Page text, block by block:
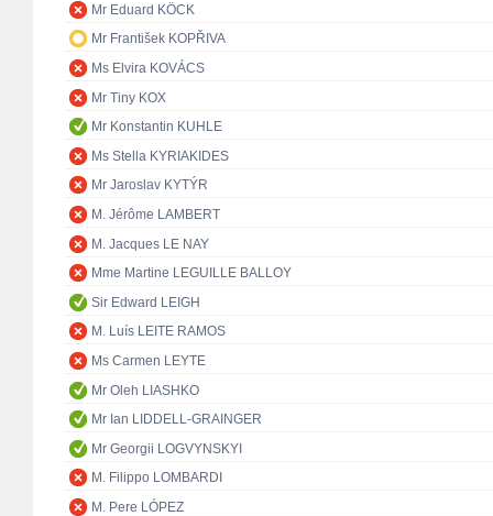
Mr Eduard KÖCK
Mr František KOPŘIVA
Ms Elvira KOVÁCS
Mr Tiny KOX
Mr Konstantin KUHLE
Ms Stella KYRIAKIDES
Mr Jaroslav KYTÝR
M. Jérôme LAMBERT
M. Jacques LE NAY
Mme Martine LEGUILLE BALLOY
Sir Edward LEIGH
M. Luís LEITE RAMOS
Ms Carmen LEYTE
Mr Oleh LIASHKO
Mr Ian LIDDELL-GRAINGER
Mr Georgii LOGVYNSKYI
M. Filippo LOMBARDI
M. Pere LÓPEZ